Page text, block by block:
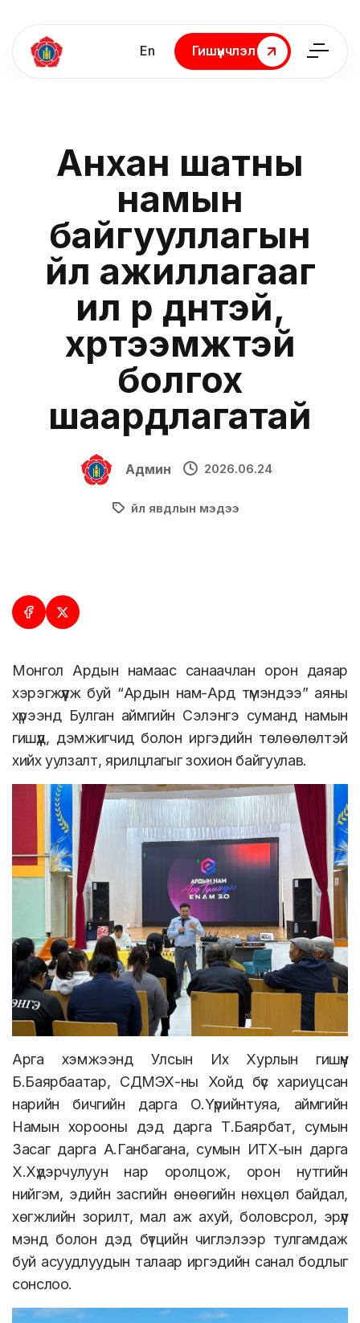
En
Гишүүнчлэл
Гишүүнчлэл
Анхан шатны
намын
байгууллагын
үйл ажиллагааг
илүү үр дүнтэй,
хүртээмжтэй
болгох
шаардлагатай
Админ 2026.06.24
Үйл явдлын мэдээ
Монгол Ардын намаас санаачлан орон даяар
хэрэгжүүлж буй “Ардын нам-Ард түмэндээ” аяны
хүрээнд Булган аймгийн Сэлэнгэ суманд намын
гишүүд, дэмжигчид болон иргэдийн төлөөлөлтэй
хийх уулзалт, ярилцлагыг зохион байгуулав.
Арга хэмжээнд Улсын Их Хурлын гишүүн
Б.Баярбаатар, СДМЭХ-ны Хойд бүс хариуцсан
нарийн бичгийн дарга О.Үүрийнтуяа, аймгийн
Намын хорооны дэд дарга Т.Баярбат, сумын
Засаг дарга А.Ганбагана, сумын ИТХ-ын дарга
Х.Хүдэрчулуун нар оролцож, орон нутгийн
нийгэм, эдийн засгийн өнөөгийн нөхцөл байдал,
хөгжлийн зорилт, мал аж ахуй, боловсрол, эрүүл
мэнд болон дэд бүтцийн чиглэлээр тулгамдаж
буй асуудлуудын талаар иргэдийн санал бодлыг
сонслоо.